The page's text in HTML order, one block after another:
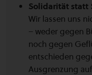
Solidarität statt
Wir lassen uns
– weder gegen
noch gegen
entschieden
Ausgrenzung